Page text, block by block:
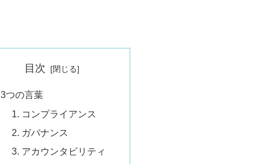
目次
3つの言葉
コンプライアンス
ガバナンス
アカウンタビリティ